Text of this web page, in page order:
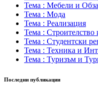
Тема : Мебели и
Тема : Мода
Тема : Реализация
Тема : Строителство
Тема : Студентски
Тема : Техника и
Тема : Туризъм и
Последни публикации